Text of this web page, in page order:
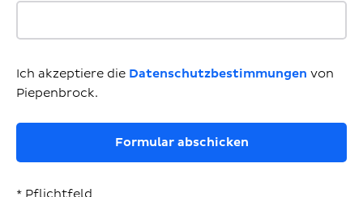
Ich akzeptiere die Datenschutzbestimmungen von
Piepenbrock.